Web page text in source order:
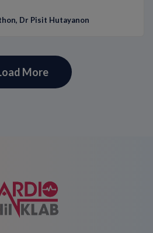
, Dr Pisit Hutayanon
More